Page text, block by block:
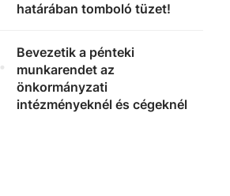
határában tomboló tüzet!
.
Bevezetik a pénteki
munkarendet az
önkormányzati
intézményeknél és cégeknél